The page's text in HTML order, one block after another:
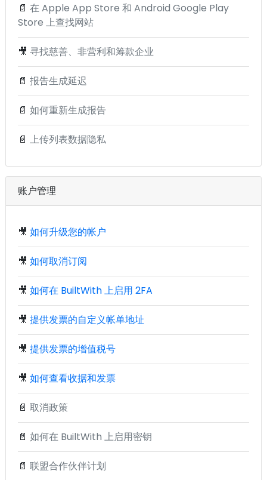
📄 在 Apple App Store 和 Android Google Play
Store 上查找网站
🎥 寻找慈善、非营利和筹款企业
📄 报告生成延迟
📄 如何重新生成报告
📄 上传列表数据隐私
账户管理
🎥 如何升级您的帐户
🎥 如何取消订阅
🎥 如何在 BuiltWith 上启用 2FA
🎥 提供发票的自定义帐单地址
🎥 提供发票的增值税号
🎥 如何查看收据和发票
📄 取消政策
📄 如何在 BuiltWith 上启用密钥
📄 联盟合作伙伴计划